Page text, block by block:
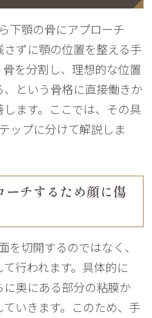
下顎の骨にアプローチ
ずに顎の位置を整える手
を分割し、理想的な位置
という骨格に直接働きか
ます。ここでは、その具
ップに分けて解説しま
ーチするため顔に傷
を切開するのではなく、
行われます。具体的に
奥にある部分の粘膜か
いきます。このため、手